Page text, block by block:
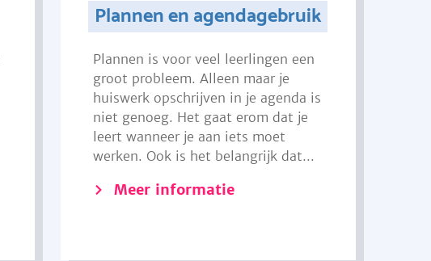
Plannen en agendagebruik
Plannen is voor veel leerlingen een
groot probleem. Alleen maar je
huiswerk opschrijven in je agenda is
niet genoeg. Het gaat erom dat je
leert wanneer je aan iets moet
werken. Ook is het belangrijk dat...
Meer informatie